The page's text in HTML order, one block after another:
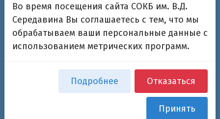
«Одноразовое бельё и одноразовая
хирургическая одежда, как дополнительная
защита от ВБИ».
развития и пути профилактики».
«Концепция инновационного метода контроля
качества уборки и дезинфекции ЛПУ».
Во время посещения сайта СОКБ им. В.Д.
Середавина Вы соглашаетесь с тем, что мы
обрабатываем ваши персональные данные с
использованием метрических программ.
Подробнее Отказаться
Принять